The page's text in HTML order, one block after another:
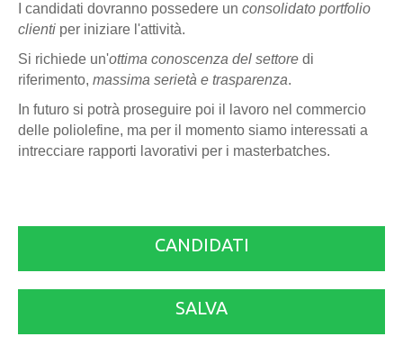
I candidati dovranno possedere un consolidato portfolio
clienti per iniziare l'attività.
Si richiede un'ottima conoscenza del settore di
riferimento, massima serietà e trasparenza.
In futuro si potrà proseguire poi il lavoro nel commercio
delle poliolefine, ma per il momento siamo interessati a
intrecciare rapporti lavorativi per i masterbatches.
CANDIDATI
SALVA